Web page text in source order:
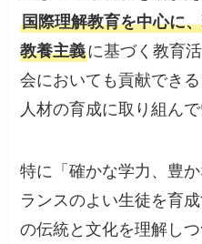
国際理解教育を中心に
教養主義に基づく教育
会においても貢献でき
人材の育成に取り組んで
特に「確かな学力、豊
ランスのよい生徒を育
の伝統と文化を理解し